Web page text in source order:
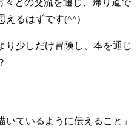
々との交流を通じ、帰り道で
えるはずです(^^)
り少しだけ冒険し、本を通じ
いているように伝えること」